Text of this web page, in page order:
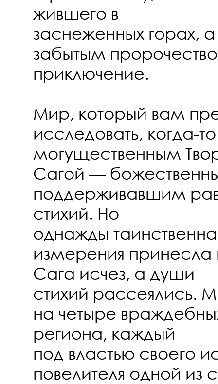
жившего в
заснеженных горах, а
забытым
приключение.
Мир, который вам
исследовать, когда-
могущественным
Сагой —
поддерживавшим
стихий. Но
однажды
измерения принесла
Сага исчез, а души
стихий рассеялись.
на четыре
региона, каждый
под властью своего
повелителя одной из